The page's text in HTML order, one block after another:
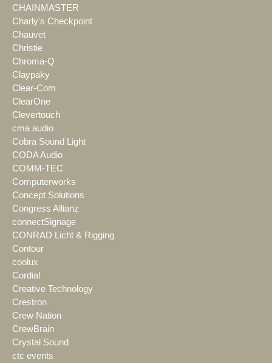
CHAINMASTER
Charly's Checkpoint
Chauvet
Christie
Chroma-Q
Claypaky
Clear-Com
ClearOne
Clevertouch
cma audio
Cobra Sound Light
CODA Audio
COMM-TEC
Computerworks
Concept Solutions
Congress Allianz
connectSignage
CONRAD Licht & Rigging
Contour
coolux
Cordial
Creative Technology
Crestron
Crew Nation
CrewBrain
Crystal Sound
ctc events